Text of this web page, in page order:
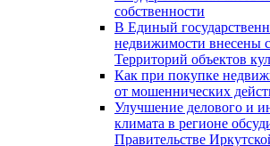
собственности
В Единый
недвижимости внесены
Территорий объектов
Как при покупке
от мошеннических
Улучшение делового и
климата в регионе
Правительстве